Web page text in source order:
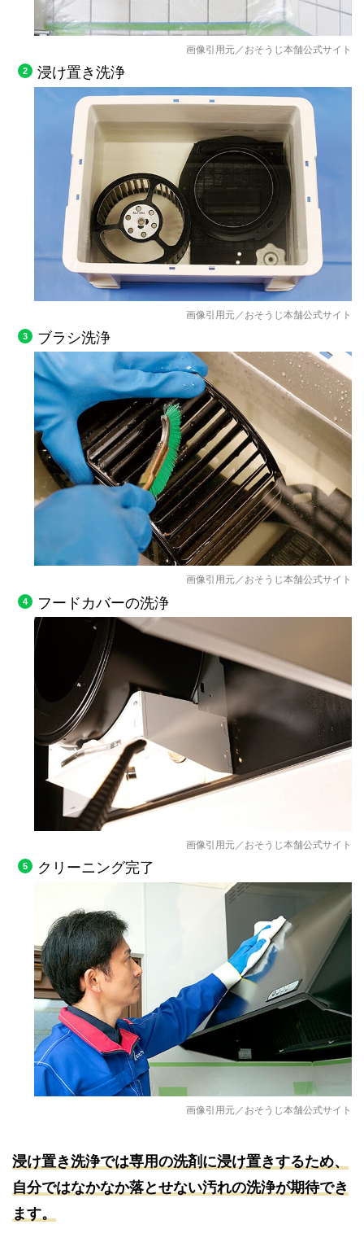
画像引用元／おそうじ本舗公式サイト
浸け置き洗浄
画像引用元／おそうじ本舗公式サイト
ブラシ洗浄
画像引用元／おそうじ本舗公式サイト
フードカバーの洗浄
画像引用元／おそうじ本舗公式サイト
クリーニング完了
画像引用元／おそうじ本舗公式サイト
浸け置き洗浄では専用の洗剤に浸け置きするため、
自分ではなかなか落とせない汚れの洗浄が期待でき
ます。